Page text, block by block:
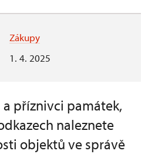
Zákupy
1. 4. 2025
příznivci památek,
naleznete
objektů ve správě